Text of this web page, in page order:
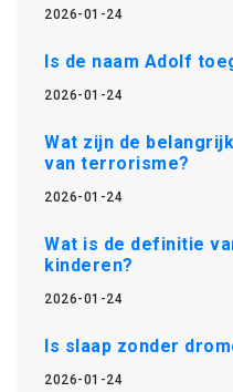
2026-01-24
Is de naam Adolf
2026-01-24
Wat zijn de
van terrorisme?
2026-01-24
Wat is de definitie
kinderen?
2026-01-24
Is slaap zonder
2026-01-24